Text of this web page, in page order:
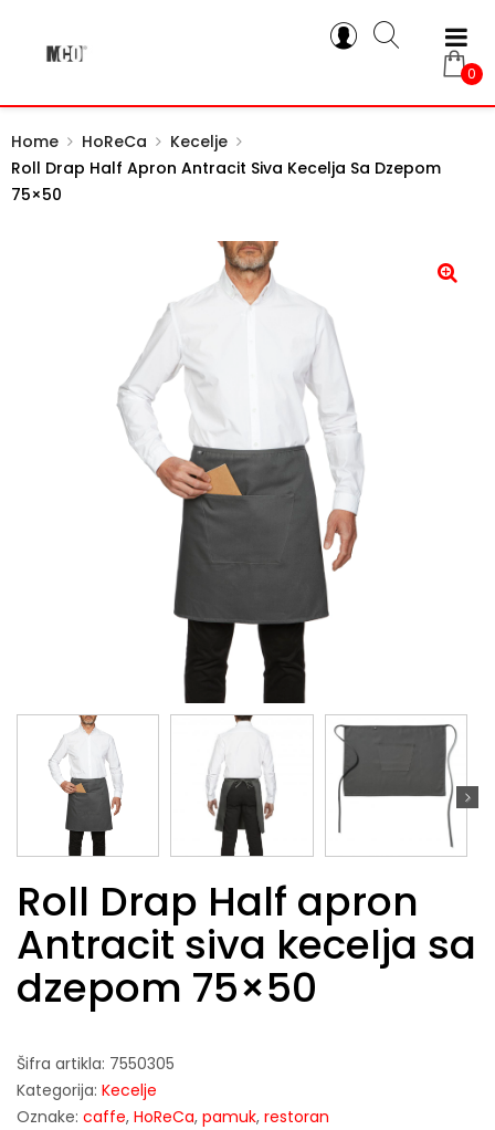
0
Home HoReCa
Kecelje
Roll Drap Half Apron Antracit Siva Kecelja Sa Dzepom
75×50
Roll Drap Half apron
Antracit siva kecelja sa
dzepom 75×50
Šifra artikla: 7550305
Kategorija: Kecelje
Oznake: caffe, HoReCa, pamuk, restoran